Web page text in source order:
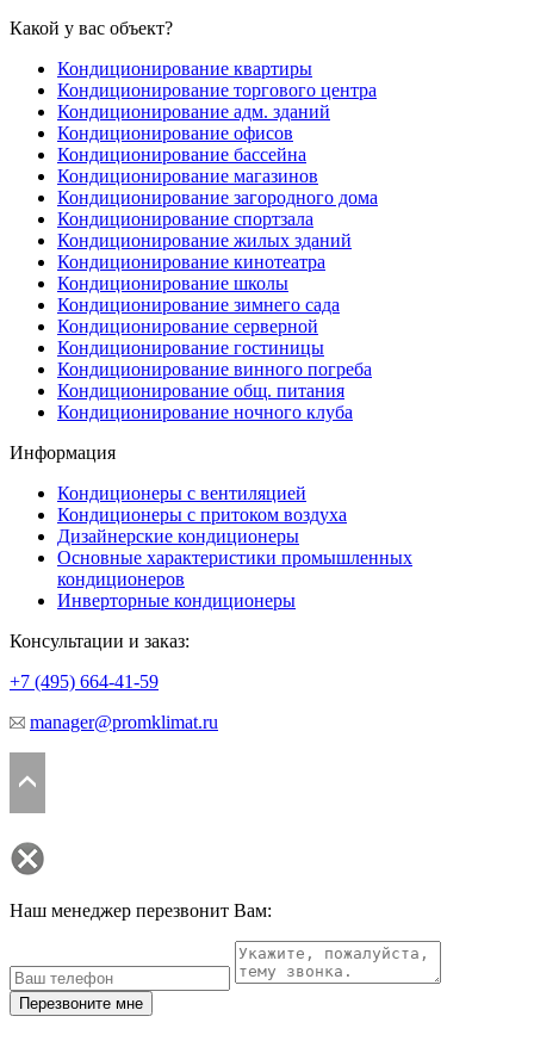
Какой у вас объект?
Кондиционирование квартиры
Кондиционирование торгового центра
Кондиционирование адм. зданий
Кондиционирование офисов
Кондиционирование бассейна
Кондиционирование магазинов
Кондиционирование загородного дома
Кондиционирование спортзала
Кондиционирование жилых зданий
Кондиционирование кинотеатра
Кондиционирование школы
Кондиционирование зимнего сада
Кондиционирование серверной
Кондиционирование гостиницы
Кондиционирование винного погреба
Кондиционирование общ. питания
Кондиционирование ночного клуба
Информация
Кондиционеры с вентиляцией
Кондиционеры с притоком воздуха
Дизайнерские кондиционеры
Основные характеристики промышленных
кондиционеров
Инверторные кондиционеры
Консультации и заказ:
+7 (495) 664-41-59
manager@promklimat.ru
Наш менеджер перезвонит Вам:
Перезвоните мне